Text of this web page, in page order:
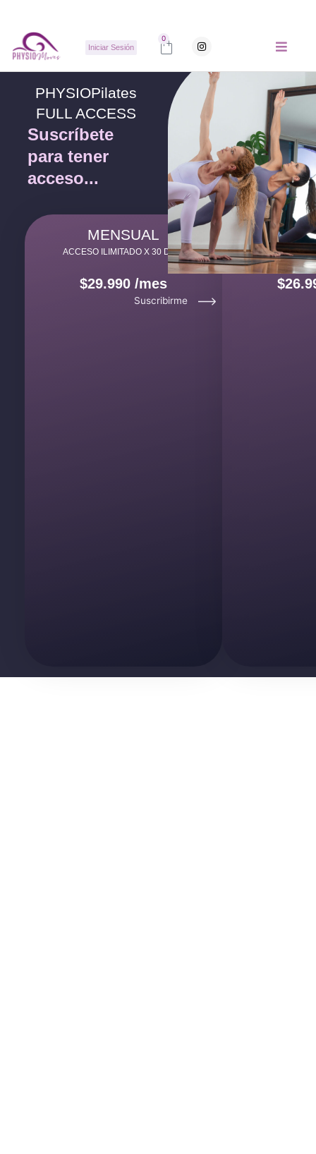
contenido
Iniciar Sesión
0
Carrito
I
n
t
r
a
m
PHYSIOPilates
FULL ACCESS
Suscríbete
para tener
acceso...
MENSUAL
ACCESO ILIMITADO X 30 DÍAS
$29.990 /mes
Suscribirme
ACCESO